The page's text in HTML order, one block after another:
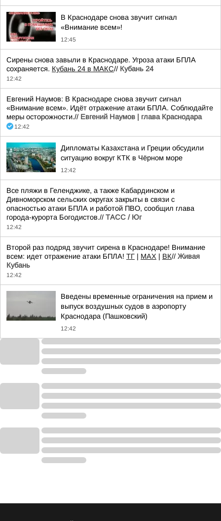
В Краснодаре снова звучит сигнал
«Внимание всем»!
12:45
Сирены снова завыли в Краснодаре. Угроза атаки БПЛА
сохраняется. Кубань 24 в МАКС// Кубань 24
12:42
Евгений Наумов: В Краснодаре снова звучит сигнал
«Внимание всем». Идёт отражение атаки БПЛА. Соблюдайте
меры осторожности.// Евгений Наумов | глава Краснодара
12:42
Дипломаты Казахстана и Греции обсудили
ситуацию вокруг КТК в Чёрном море
12:42
Все пляжи в Геленджике, а также Кабардинском и
Дивноморском сельских округах закрыты в связи с
опасностью атаки БПЛА и работой ПВО, сообщил глава
города-курорта Богодистов.// ТАСС / Юг
12:42
Второй раз подряд звучит сирена в Краснодаре! Внимание
всем: идет отражение атаки БПЛА! TГ | MAX | ВК// Живая
Кубань
12:42
Введены временные ограничения на прием и
выпуск воздушных судов в аэропорту
Краснодара (Пашковский)
12:42